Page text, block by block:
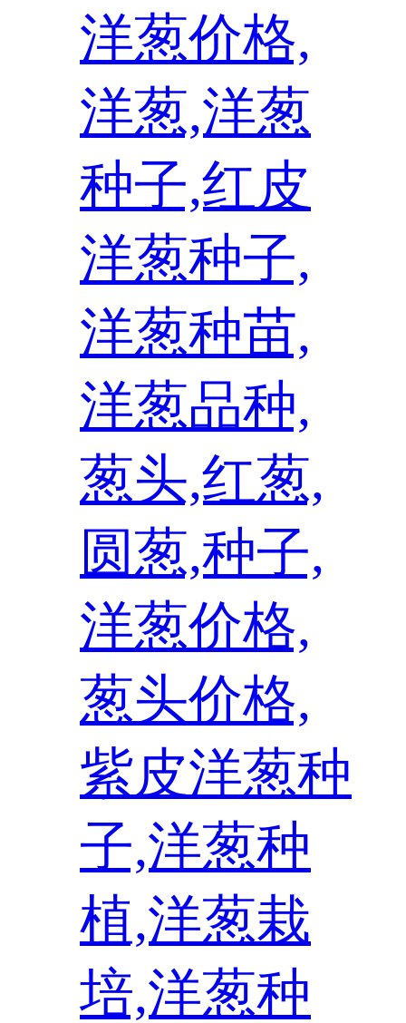
洋葱价格,
洋葱,洋葱
种子,红皮
洋葱种子,
洋葱种苗,
洋葱品种,
葱头,红葱,
圆葱,种子,
洋葱价格,
葱头价格,
紫皮洋葱种
子,洋葱种
植,洋葱栽
培,洋葱种